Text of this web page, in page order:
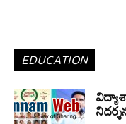
EDUCATION